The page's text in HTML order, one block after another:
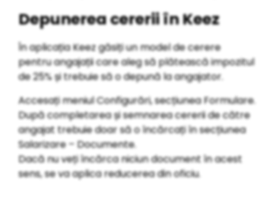
Depunerea cererii în Keez
În aplicația Keez găsiți un model de cerere
pentru angajații care aleg să plătească impozitul
de 25% și trebuie să o depună la angajator.
Accesați meniul Configurări, secțiunea Formulare.
După completarea și semnarea cererii de către
angajat trebuie doar să o încărcați în secțiunea
Salarizare – Documente.
Dacă nu veți încărca niciun document în acest
sens, se va aplica reducerea din oficiu.